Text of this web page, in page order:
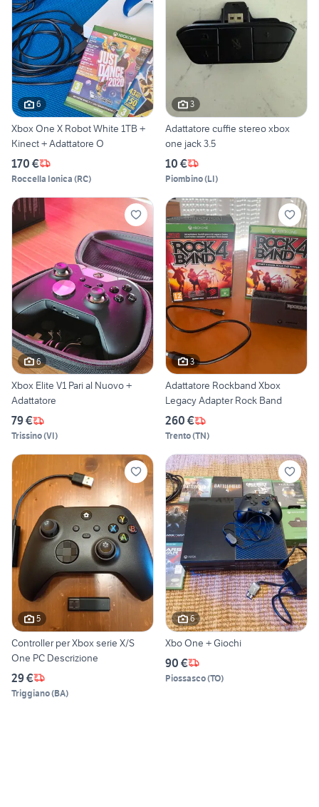
6
Xbox One X Robot White 1TB +
Kinect + Adattatore O
170 €
Roccella Ionica (RC)
3
Adattatore cuffie stereo xbox
one jack 3.5
10 €
Piombino(LI)
6
Xbox Elite V1 Pari al Nuovo +
Adattatore
79 €
Trissino(VI)
3
Adattatore Rockband Xbox
Legacy Adapter Rock Band
260 €
Trento(TN)
5
Controller per Xbox serie X/S
One PC Descrizione
29 €
Triggiano(BA)
6
Xbo One + Giochi
90 €
Piossasco(TO)